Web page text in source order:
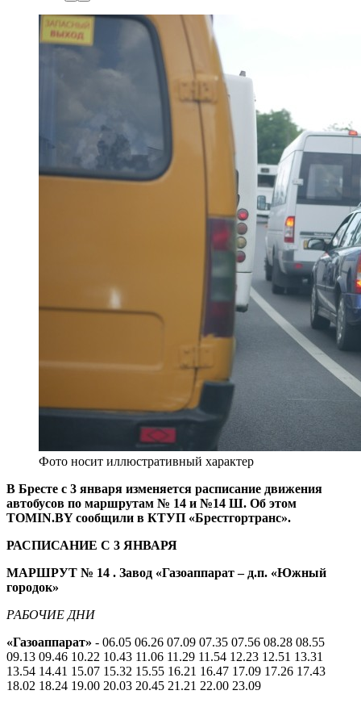
Фото носит иллюстративный характер
В Бресте с 3 января изменяется расписание движения
автобусов по маршрутам № 14 и №14 Ш. Об этом
TOMIN.BY сообщили в КТУП «Брестгортранс».
РАСПИСАНИЕ С 3 ЯНВАРЯ
МАРШРУТ № 14 . Завод «Газоаппарат – д.п. «Южный
городок»
РАБОЧИЕ ДНИ
«Газоаппарат» - 06.05 06.26 07.09 07.35 07.56 08.28 08.55
09.13 09.46 10.22 10.43 11.06 11.29 11.54 12.23 12.51 13.31
13.54 14.41 15.07 15.32 15.55 16.21 16.47 17.09 17.26 17.43
18.02 18.24 19.00 20.03 20.45 21.21 22.00 23.09